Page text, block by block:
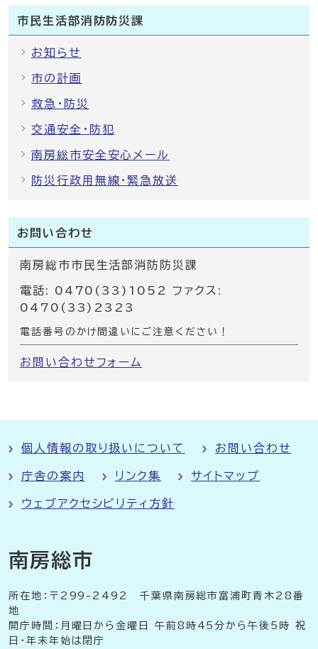
市民生活部消防防災課
お知らせ
市の計画
救急・防災
交通安全・防犯
南房総市安全安心メール
防災行政用無線・緊急放送
お問い合わせ
南房総市市民生活部消防防災課
電話: 0470(33)1052 ファクス:
0470(33)2323
電話番号のかけ間違いにご注意ください！
お問い合わせフォーム
個人情報の取り扱いについて お問い合わせ
庁舎の案内 リンク集 サイトマップ
ウェブアクセシビリティ方針
南房総市
所在地：〒299-2492 千葉県南房総市富浦町青木28番
地
開庁時間：月曜日から金曜日 午前8時45分から午後5時 祝
日・年末年始は閉庁